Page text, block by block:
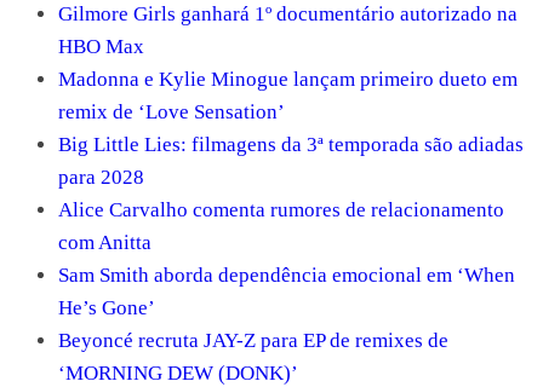
Gilmore Girls ganhará 1º documentário autorizado na
HBO Max
Madonna e Kylie Minogue lançam primeiro dueto em
remix de ‘Love Sensation’
Big Little Lies: filmagens da 3ª temporada são adiadas
para 2028
Alice Carvalho comenta rumores de relacionamento
com Anitta
Sam Smith aborda dependência emocional em ‘When
He’s Gone’
Beyoncé recruta JAY-Z para EP de remixes de
‘MORNING DEW (DONK)’